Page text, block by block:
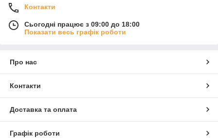
Контакти
Сьогодні працює з 09:00 до 18:00
Показати весь графік роботи
Про нас
Контакти
Доставка та оплата
Графік роботи